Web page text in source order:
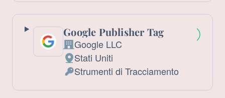
trattati:
Google Publisher Tag
Azienda:
Google LLC
Luogo
del
trattamento:
Stati Uniti
Dati
Personali
Strumenti di Tracciamento